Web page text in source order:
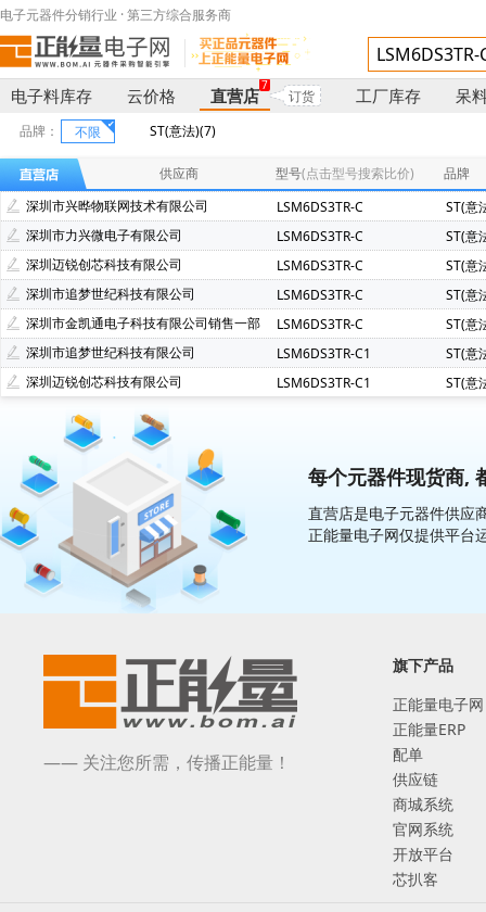
电子元器件分销行业 · 第三方综合服务商
电子料库存 云价格 直营店
7
订货 工厂库存 呆
品牌： 不限 ST(意法)(7)
供应商 型号(点击型号搜索比价)
品牌
深圳市兴晔物联网技术有限公司
LSM6DS3TR-C
ST(意
深圳市力兴微电子有限公司
LSM6DS3TR-C
ST(意
深圳迈锐创芯科技有限公司
LSM6DS3TR-C
ST(意
深圳市追梦世纪科技有限公司
LSM6DS3TR-C
ST(意
深圳市金凯通电子科技有限公司销售一部
LSM6DS3TR-C
ST(意
深圳市追梦世纪科技有限公司
LSM6DS3TR-C1
ST(意
深圳迈锐创芯科技有限公司
LSM6DS3TR-C1 ST(意
每个元器件现货商,
直营店是电子元器件供应
正能量电子网仅提供平台
—— 关注您所需，传播正能量！
旗下产品
正能量电子网
正能量ERP
配单
供应链
商城系统
官网系统
开放平台
芯扒客